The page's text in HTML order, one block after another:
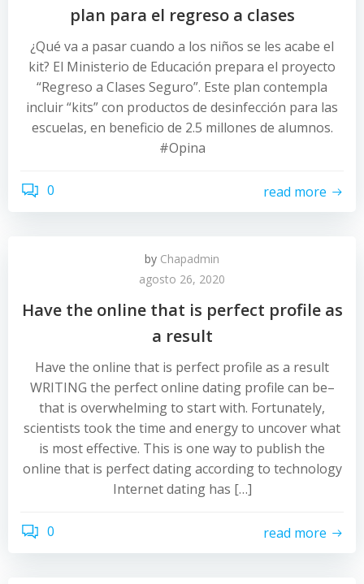
plan para el regreso a clases
¿Qué va a pasar cuando a los niños se les acabe el
kit? El Ministerio de Educación prepara el proyecto
“Regreso a Clases Seguro”. Este plan contempla
incluir “kits” con productos de desinfección para las
escuelas, en beneficio de 2.5 millones de alumnos.
#Opina
0 read more
by Chapadmin
agosto 26, 2020
Have the online that is perfect profile as
a result
Have the online that is perfect profile as a result
WRITING the perfect online dating profile can be–
that is overwhelming to start with. Fortunately,
scientists took the time and energy to uncover what
is most effective. This is one way to publish the
online that is perfect dating according to technology
Internet dating has […]
0 read more